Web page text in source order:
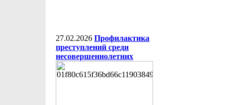
27.02.2026 Профилактика
преступлений среди
несовершеннолетних